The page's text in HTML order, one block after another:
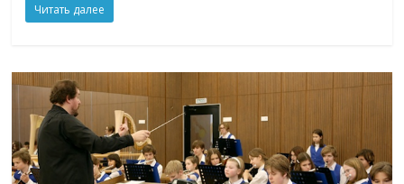
Читать далее